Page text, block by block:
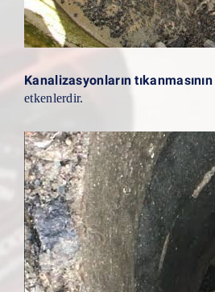
Kanalizasyonların tıkanmasının
etkenlerdir.